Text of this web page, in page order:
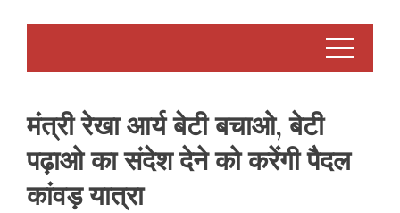
मंत्री रेखा आर्य बेटी बचाओ, बेटी
पढ़ाओ का संदेश देने को करेंगी पैदल
कांवड़ यात्रा